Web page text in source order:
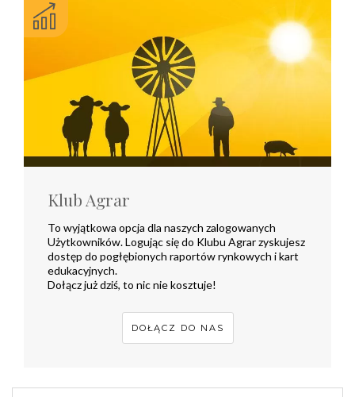
Klub Agrar
To wyjątkowa opcja dla naszych zalogowanych
Użytkowników. Logując się do Klubu Agrar zyskujesz
dostęp do pogłębionych raportów rynkowych i kart
edukacyjnych.
Dołącz już dziś, to nic nie kosztuje!
DOŁĄCZ DO NAS